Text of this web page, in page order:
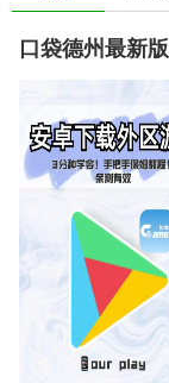
口袋德州最新